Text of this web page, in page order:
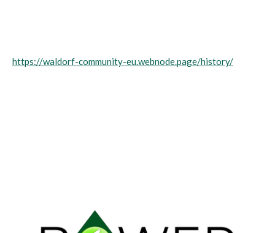
https://waldorf-community-eu.webnode.page/history/